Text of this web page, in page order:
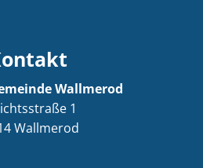
Wallmerod
1
Wallmerod